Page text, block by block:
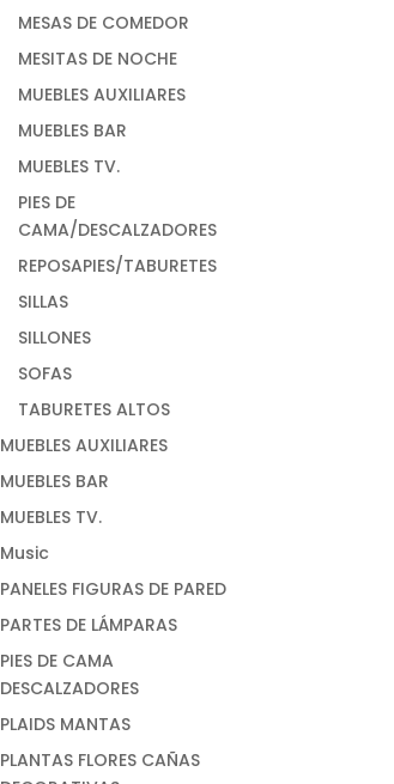
MESAS DE COMEDOR
MESITAS DE NOCHE
MUEBLES AUXILIARES
MUEBLES BAR
MUEBLES TV.
PIES DE
CAMA/DESCALZADORES
REPOSAPIES/TABURETES
SILLAS
SILLONES
SOFAS
TABURETES ALTOS
MUEBLES AUXILIARES
MUEBLES BAR
MUEBLES TV.
Music
PANELES FIGURAS DE PARED
PARTES DE LÁMPARAS
PIES DE CAMA
DESCALZADORES
PLAIDS MANTAS
PLANTAS FLORES CAÑAS